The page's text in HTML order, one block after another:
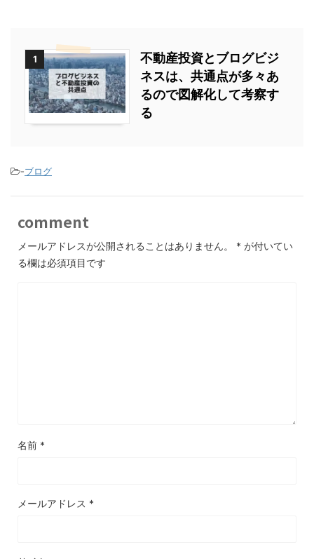
1
不動産投資とブログビジ
ネスは、共通点が多々あ
るので図解化して考察す
る
-ブログ
comment
メールアドレスが公開されることはありません。 * が付いてい
る欄は必須項目です
名前 *
メールアドレス *